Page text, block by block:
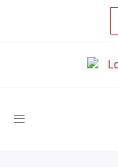
Toggle